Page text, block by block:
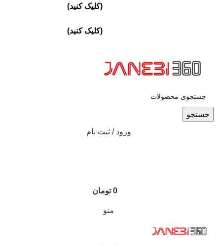
(کليک کنيد)
(کليک کنيد)
جستجو
ورود / ثبت نام
0 تومان
منو